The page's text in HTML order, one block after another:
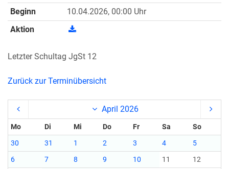
Beginn
10.04.2026, 00:00 Uhr
Aktion
Letzter Schultag JgSt 12
Zurück zur Terminübersicht
April 2026
Mo Di Mi Do Fr Sa
So
30
31 1 2 3 4
5
6
7 8 9 10 11
12